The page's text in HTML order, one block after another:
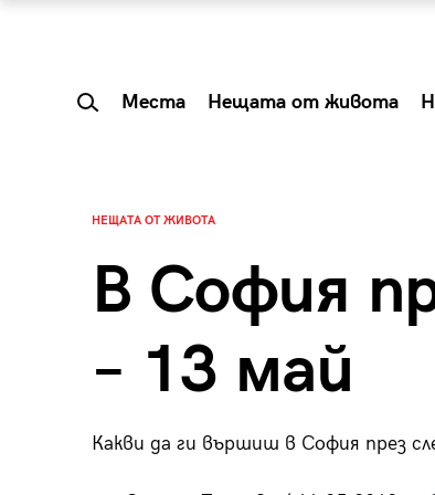
Места Нещата от живота
НЕЩАТА ОТ ЖИВОТА
В София
– 13 май
Какви да ги вършиш в София през
Summer